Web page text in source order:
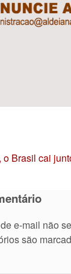
o Brasil cai
e-mail não
são